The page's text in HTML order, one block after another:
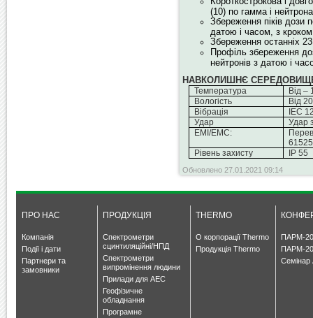
(10) по гамма і
Збереження піків дози
датою і часом, з
Збереження останніх
Профіль збереження
нейтронів з датою і
НАВКОЛИШНЄ
Температура
Від –
Вологість
Від
Вібрація
IEC
Удар
Удар
EMI/EMC:
61525
Рівень захисту
IP 55
Обновлено 27.01.2021 09:14
ПРО НАС ПРОДУКЦІЯ THERMO
Компанія
Події і дати
Партнери та
замовники
Спектрометри
сцинтиляційні/НПД
Спектрометри
випромінення людини
Прилади для АЕС
Геофізичне
обладнання
Програмне
О корпорації Thermo
Продукція Thermo
ПАРМ-
ПАРМ-
Семінар